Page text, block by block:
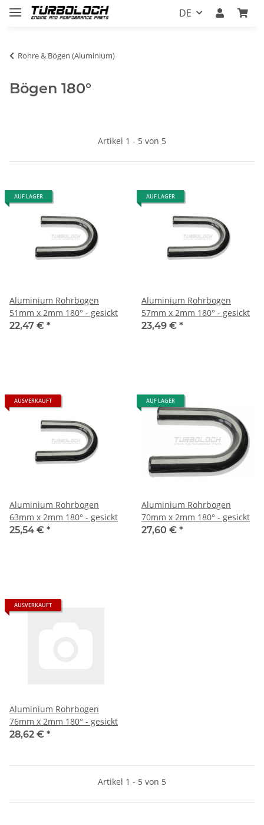
DE
Rohre & Bögen (Aluminium)
Bögen 180°
Artikel 1 - 5 von 5
AUF LAGER
Aluminium Rohrbogen
51mm x 2mm 180° - gesickt
22,47 € *
AUF LAGER
Aluminium Rohrbogen
57mm x 2mm 180° - gesickt
23,49 € *
AUSVERKAUFT
Aluminium Rohrbogen
63mm x 2mm 180° - gesickt
25,54 € *
AUF LAGER
Aluminium Rohrbogen
70mm x 2mm 180° - gesickt
27,60 € *
AUSVERKAUFT
Aluminium Rohrbogen
76mm x 2mm 180° - gesickt
28,62 € *
Artikel 1 - 5 von 5